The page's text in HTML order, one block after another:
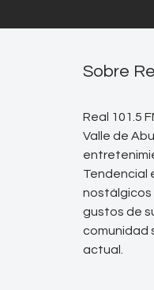
Sobre
Real 101.5
Valle de
Tendencial
nostálgicos
gustos de
comunidad
actual.